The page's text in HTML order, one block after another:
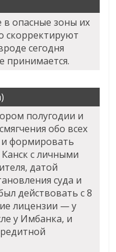
в опасные зоны их
скорректируют
сегодня
принимается.
полугодии и
обо всех
формировать
с личными
датой
суда и
действовать с 8
лицензии — у
у Имбанка, и